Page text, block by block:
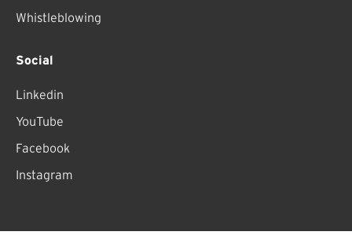
Whistleblowing
Social
Linkedin
YouTube
Facebook
Instagram